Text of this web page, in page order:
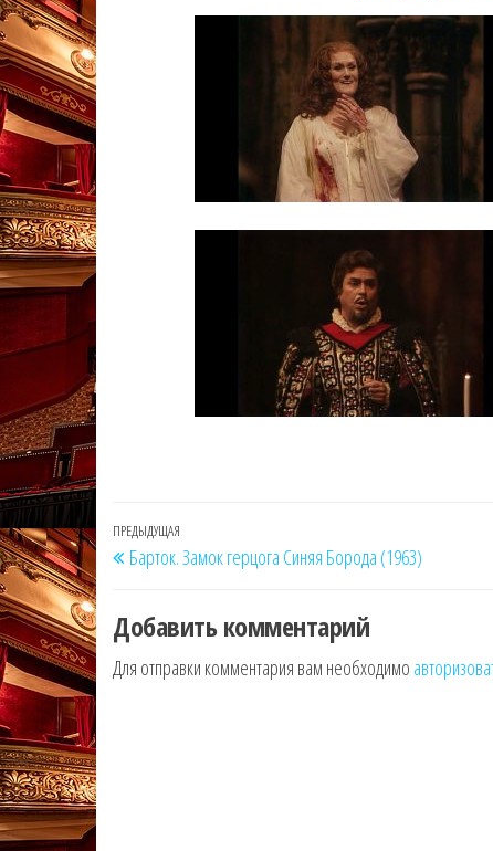
Навигация
по
записям
Предыдущая
запись
ПРЕДЫДУЩАЯ
Барток. Замок герцога Синяя Борода (1963)
Добавить комментарий
Для отправки комментария вам необходимо